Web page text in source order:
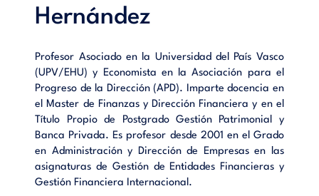
Hernández
Profesor Asociado en la Universidad del País Vasco
(UPV/EHU) y Economista en la Asociación para el
Progreso de la Dirección (APD). Imparte docencia en
el Master de Finanzas y Dirección Financiera y en el
Título Propio de Postgrado Gestión Patrimonial y
Banca Privada. Es profesor desde 2001 en el Grado
en Administración y Dirección de Empresas en las
asignaturas de Gestión de Entidades Financieras y
Gestión Financiera Internacional.